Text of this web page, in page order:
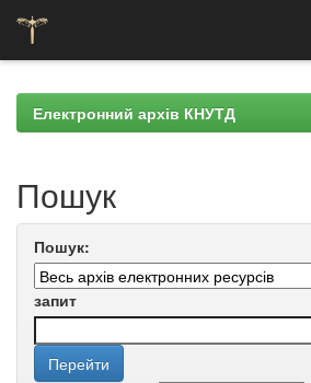
navigationЕлектронний архів КНУТД
Пошук
Пошук:
запит